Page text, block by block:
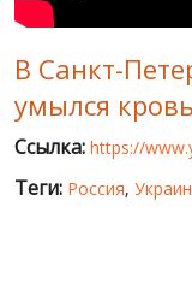
РОССИЙСКО-УКРАИНСКАЯ
WINTER ON FIRE:
ХРОНОЛОГИЯ
В Санкт-
умылся
Ссылка: https://
Теги: Россия,